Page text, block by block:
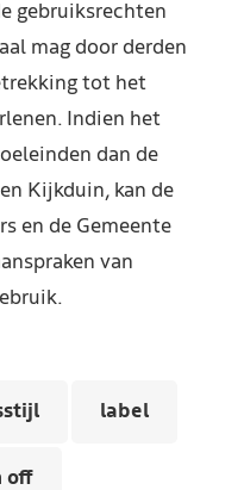
gebruiksrechten
mag door derden
tot het
Indien het
dan de
Kijkduin, kan de
en de Gemeente
van
label
off